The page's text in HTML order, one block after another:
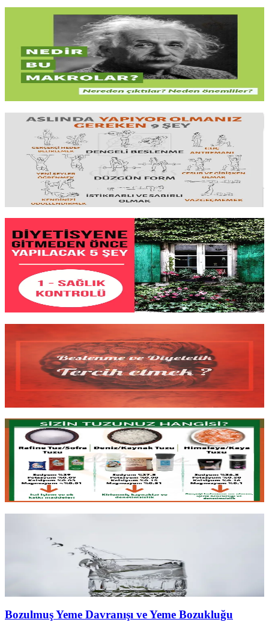
Makro Denen Şey De Ne?
Protein, karbonhidrat, yağ ve çoğunun atladığı dördüncüsü alkol
Makrolar, kalori saymanın değil beslenmenizinkalitesini ve
dengesinihedefinize göre yönetmenin aracıdır. Gramlar neyi anlatır,
makrosaymak şart mı?
8 dk okuma
Diyette Neden 'Başarısız' Oldum?
Diyet başarısızlığının sebebi irade eksikliği değil . Yanlış program,
sürdürülemez kısıtlamalar, gerçekçi olmayan hedefler veya
sabırsızlık. Neden olmadığını anlamadan tekrar başlamak işe
yaramaz.
Yazıyı oku 2 dk okuma
Yeni bir beslenme programına başlamadan önce mutlaka bakılması
gereken kan değerlerivar. Hangi testler istenmeli, sonuçlar ne
anlama geliyor ve bu veriler
beslenme planını nasıl
şekillendiriyor?
Yazıyı oku 2 dk okuma
Türkiye'debeslenme ve diyetetikokumak ne anlama geliyor?
iş piyasası, sınırlı tanınırlık ve yine de bu alana adım atan
öğrencilere dürüst bir bakış: zorluklar ve yine de değdiği anlar.
Yazıyı oku
Hangi Tuzu Kullanmalı?
Pembe kaya tuzudaha mı sağlıklı? Gerçek şu ki tuzu değerli kılan
rengi ya da fiyatı değil,rafinasyon derecesive mineral içeriğidir
Tuz türleri arasındaki gerçek farklar ve doğru seçim rehberi.
Yazıyı oku 6 dk okuma
Hangi maden suyunu tercih etmeli? Cevap markada değil;
ve sağlık hedefimiz belirleyici. Türkiye ve dünya
etiket okumayıöğrenelim.
12 dk okuma
Bozulmuş Yeme Davranışı ve Yeme Bozukluğu